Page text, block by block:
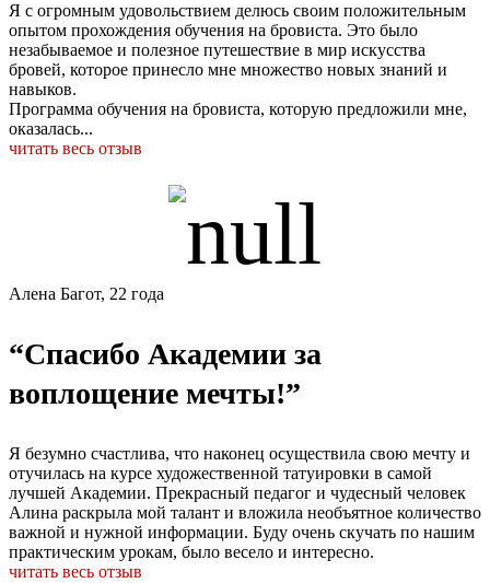
Я с огромным удовольствием делюсь своим положительным
опытом прохождения обучения на бровиста. Это было
незабываемое и полезное путешествие в мир искусства
бровей, которое принесло мне множество новых знаний и
навыков.
Программа обучения на бровиста, которую предложили мне,
оказалась...
читать весь отзыв
Алена Багот, 22 года
“Спасибо Академии за
воплощение мечты!”
Я безумно счастлива, что наконец осуществила свою мечту и
отучилась на курсе художественной татуировки в самой
лучшей Академии. Прекрасный педагог и чудесный человек
Алина раскрыла мой талант и вложила необъятное количество
важной и нужной информации. Буду очень скучать по нашим
практическим урокам, было весело и интересно.
читать весь отзыв